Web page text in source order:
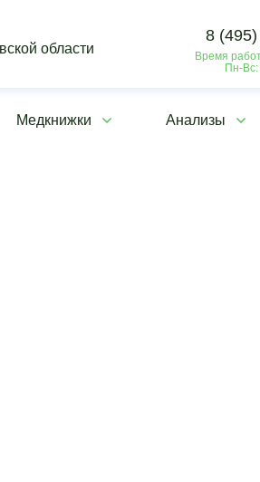
области
8
Время
Пн-Вс:
Медкнижки Анализы